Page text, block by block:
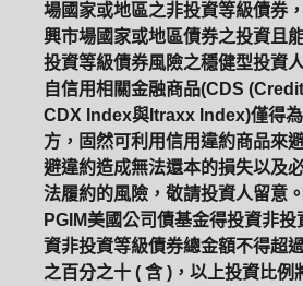
場國家或地區之非投資等級債券
興市場國家或地區債券之投資且
投資等級債券風險之穩健型投資
自信用相關金融商品(CDS
CDX Index與Itraxx Index)僅得
方，固然可利用信用違約商品來
避違約造成無法還本的損失以及
法履約的風險，敬請投資人留意。
PGIM美國公司債基金得投資非
資非投資等級債券總金額不得超
之百分之十 ( 含 )，以上投資比例